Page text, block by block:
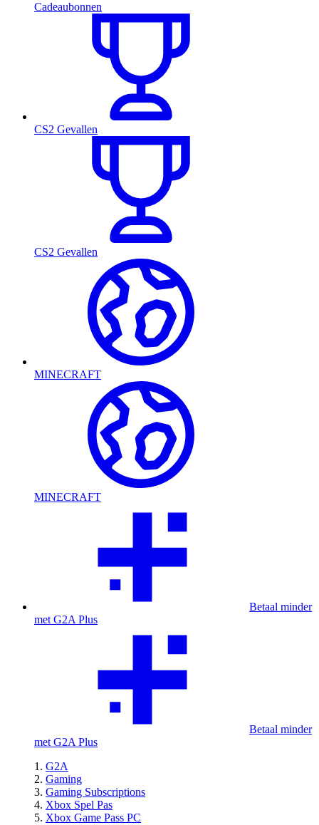
Cadeaubonnen
CS2 Gevallen
CS2 Gevallen
MINECRAFT
MINECRAFT
Betaal minder
met G2A Plus
Betaal minder
met G2A Plus
G2A
Gaming
Gaming Subscriptions
Xbox Spel Pas
Xbox Game Pass PC